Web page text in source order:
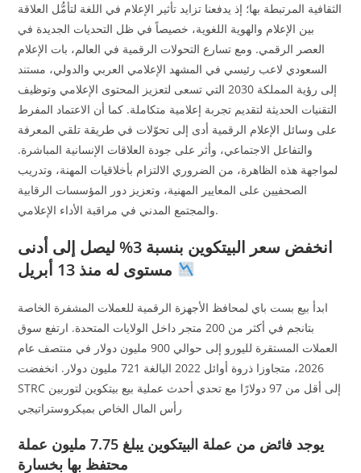
الثقافية المرتبطة بها؛ إذ يدفعنا تزايد تأثير الإعلام في اللغة لتأمُّل العلاقة
بين الإعلام والهوية اللغوية، خصيصاً في ظل التحديات الجديدة في
العصر الرقمي. ومع تسارع التحولات الرقمية في العالم، بات الإعلام
السعودي لاعب رئيسي في المشهد الإعلامي العربي والدولي، مستند
إلى رؤية المملكة 2030 التي تسعى لتعزيز المحتوى الإعلامي وتوظيف
التقنيات الحديثة لتقديم تجربة إعلامية متكاملة. كما أن الاعتماد المفرط
على وسائل الإعلام الرقمية أدى إلى تحوّلات في طريقة تلقي المعرفة
والتفاعل الاجتماعي، وأثر على جودة العلاقات الإنسانية المباشرة.
لمواجهة هذه الظاهرة، من الضروري الالتزام بأخلاقيات المهنة، وتدريب
الصحفيين على المعايير المهنية، وتعزيز دور المؤسسات الرقابية
والمجتمع المدني في مراقبة الأداء الإعلامي.
انخفض سعر البيتكوين بنسبة 3% ليصل إلى أدنى
ابدأ بيع بست باي لمحافظ الأجهزة الرقمية للعملات المشفرة الخاصة
بتانجم في أكثر من 200 متجر داخل الولايات المتحدة. ارتفع سوق
العملات المستقرة لليورو إلى حوالي 900 مليون دولار في منتصف عام
2026، متجاوزا ذروة أوائل 2022 البالغة 721 مليون دولار. انخفضت
STRC إلى أقل من 97 دولارًا مع تحدي أحدث عملية بيع بيتكوين لتوربين
رأس المال الخاص بميكروستراتيجي
يوجد فائض من عملة البيتكوين يبلغ 7.75 مليون عملة
محتفظ بها بخسارة